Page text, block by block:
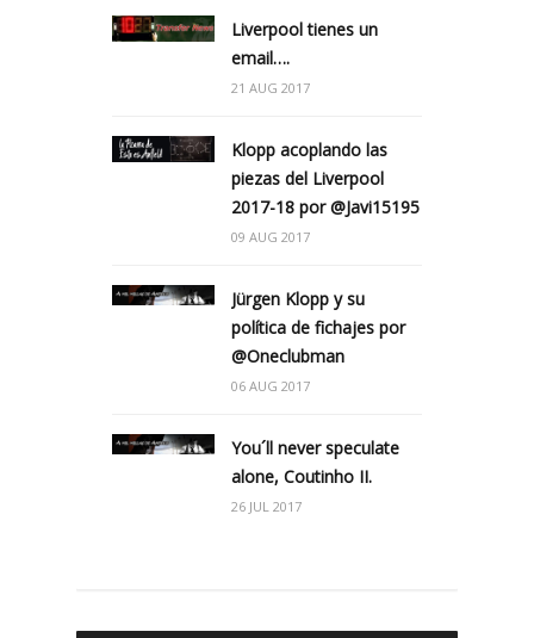
Liverpool tienes un
email….
21 AUG 2017
Klopp acoplando las
piezas del Liverpool
2017-18 por @Javi15195
09 AUG 2017
Jürgen Klopp y su
política de fichajes por
@Oneclubman
06 AUG 2017
You´ll never speculate
alone, Coutinho II.
26 JUL 2017